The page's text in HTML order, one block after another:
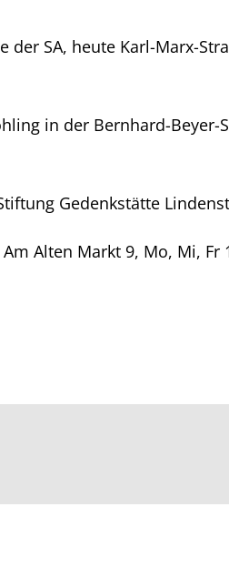
SA, heute Karl-Marx-
in der Bernhard-Beyer-
Gedenkstätte
Alten Markt 9, Mo, Mi, Fr